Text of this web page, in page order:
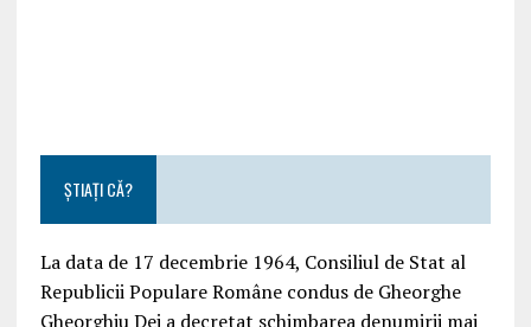
ȘTIAȚI CĂ?
La data de 17 decembrie 1964, Consiliul de Stat al
Republicii Populare Române condus de Gheorghe
Gheorghiu Dej a decretat schimbarea denumirii mai